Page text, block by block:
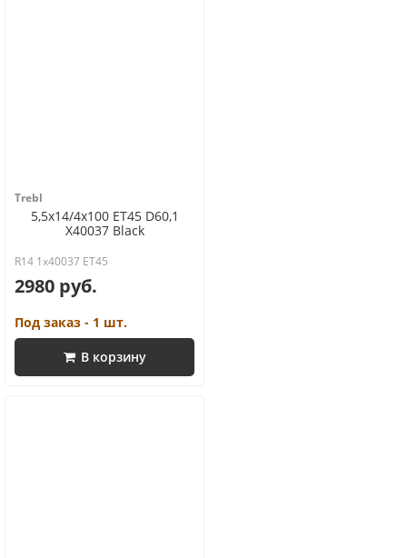
Trebl
5,5x14/4x100 ET45 D60,1
X40037 Black
R14 1x40037 ET45
2980 руб.
Под заказ - 1 шт.
В корзину